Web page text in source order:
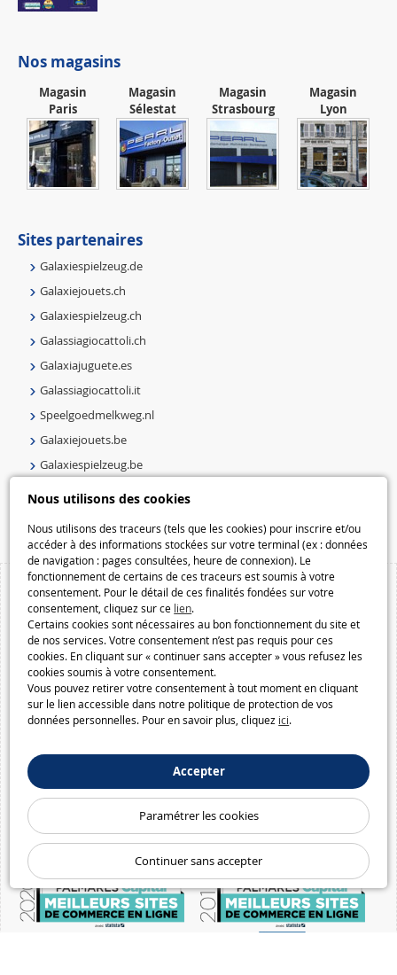
Nous utilisons des cookies
Nous utilisons des traceurs (tels que les cookies) pour inscrire et/ou
accéder à des informations stockées sur votre terminal (ex : données
de navigation : pages consultées, heure de connexion). Le
fonctionnement de certains de ces traceurs est soumis à votre
consentement. Pour le détail de ces finalités fondées sur votre
consentement, cliquez sur ce lien.
Certains cookies sont nécessaires au bon fonctionnement du site et
de nos services. Votre consentement n’est pas requis pour ces
cookies. En cliquant sur « continuer sans accepter » vous refusez les
cookies soumis à votre consentement.
Vous pouvez retirer votre consentement à tout moment en cliquant
sur le lien accessible dans notre politique de protection de vos
données personnelles. Pour en savoir plus, cliquez ici.
Accepter
Paramétrer les cookies
Continuer sans accepter
Nos magasins
Magasin
Paris
Magasin
Sélestat
Magasin
Strasbourg
Magasin
Lyon
Sites partenaires
Galaxiespielzeug.de
Galaxiejouets.ch
Galaxiespielzeug.ch
Galassiagiocattoli.ch
Galaxiajuguete.es
Galassiagiocattoli.it
Speelgoedmelkweg.nl
Galaxiejouets.be
Galaxiespielzeug.be